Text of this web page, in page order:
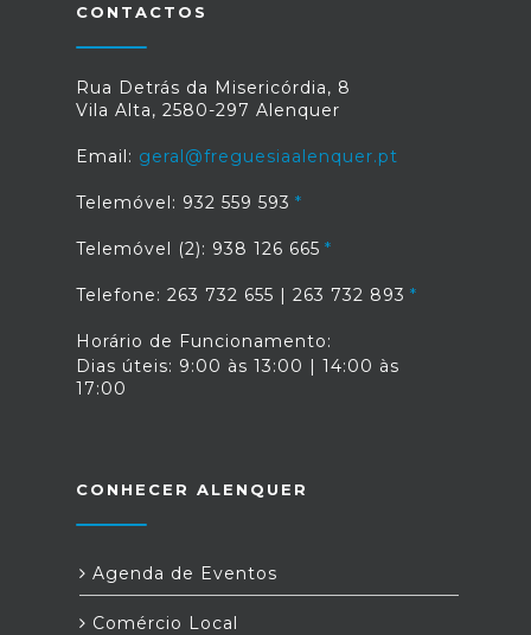
CONTACTOS
Rua Detrás da Misericórdia, 8
Vila Alta, 2580-297 Alenquer
Email: geral@freguesiaalenquer.pt
Telemóvel: 932 559 593
Telemóvel (2): 938 126 665
Telefone: 263 732 655 | 263 732 893
Horário de Funcionamento:
Dias úteis: 9:00 às 13:00 | 14:00 às
17:00
CONHECER ALENQUER
Agenda de Eventos
Comércio Local